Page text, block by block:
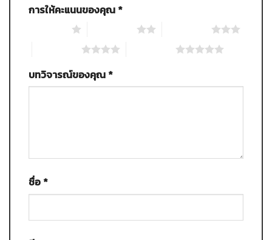
การให้คะแนนของคุณ *
บทวิจารณ์ของคุณ *
ชื่อ *